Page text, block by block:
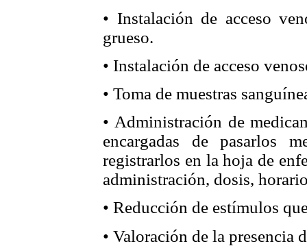
• Instalación de acceso
grueso.
• Instalación de acceso
• Toma de muestras
• Administración de
encargadas de pasarlos
registrarlos en la hoja de
administración, dosis,
• Reducción de estímulos
• Valoración de la presencia